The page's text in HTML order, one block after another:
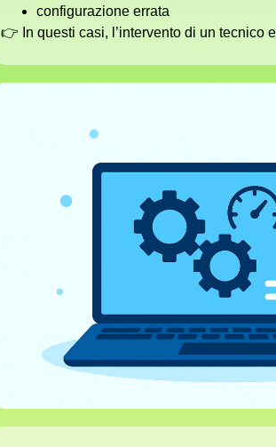
configurazione errata
👉 In questi casi, l’intervento di un tecnico